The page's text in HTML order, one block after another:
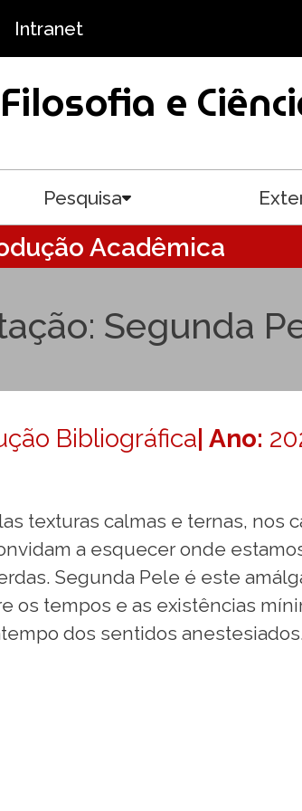
Intranet
e
Pesquisa
Acadêmica
Segunda
Bibliográfica| Ano:
texturas calmas e ternas, nos
a esquecer onde
Segunda Pele é este
os tempos e as existências
dos sentidos